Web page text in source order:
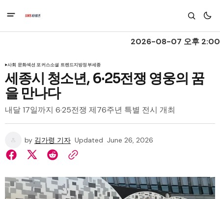
2026-08-07 오후 2:00
사회 문화섹션 포커스소셜 트렌드지방정부세종
세종시 청소년, 6·25전쟁 영웅의 꿈
을 만나다
내달 17일까지 6·25전쟁 제76주년 특별 전시 개최
by 김가령 기자 Updated June 26, 2026